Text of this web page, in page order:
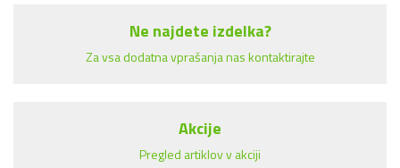
Ne najdete izdelka?
Za vsa dodatna vprašanja nas kontaktirajte
Akcije
Pregled artiklov v akciji